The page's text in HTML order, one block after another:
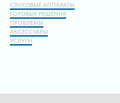
СЛУХОВЫЕ АППАРАТЫ
ГОТОВЫЕ РЕШЕНИЯ
ПРОБЛЕМЫ
АКСЕССУАРЫ
УСЛУГИ